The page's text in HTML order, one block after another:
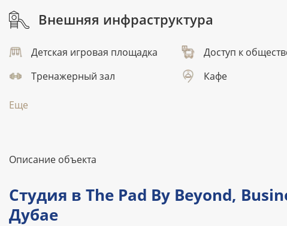
Внешняя инфраструктура
Детская игровая площадка Доступ к
Тренажерный зал
Кафе
Еще
Описание объекта
Студия в The Pad By Beyond,
Дубае